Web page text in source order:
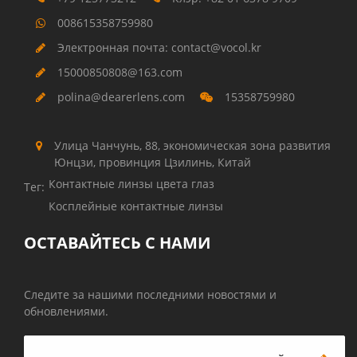
008615358759980
Электронная почта: contact@vocol.kr
15000850808@163.com
polina@dearerlens.com
15358759980
Улица Чанчунь, 88, экономическая зона развития
Юнцзи, провинция Цзилинь, Китай
Тег: Контактные линзы цвета глаз
Косплейные контактные линзы
ОСТАВАЙТЕСЬ С НАМИ
Следите за нашими последними новостями и
обновлениями.